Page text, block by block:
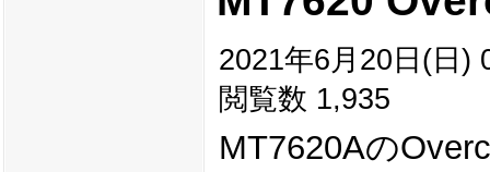
2021年6月20日(日)
閲覧数 1,935
MT7620Aの